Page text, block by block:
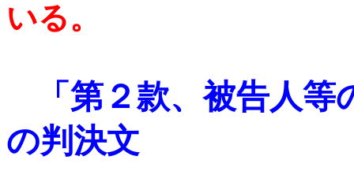
いる。
「第２款、被告人
の判決文